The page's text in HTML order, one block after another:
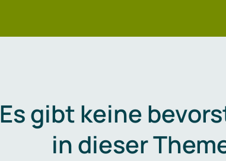
Es gibt keine
in dieser